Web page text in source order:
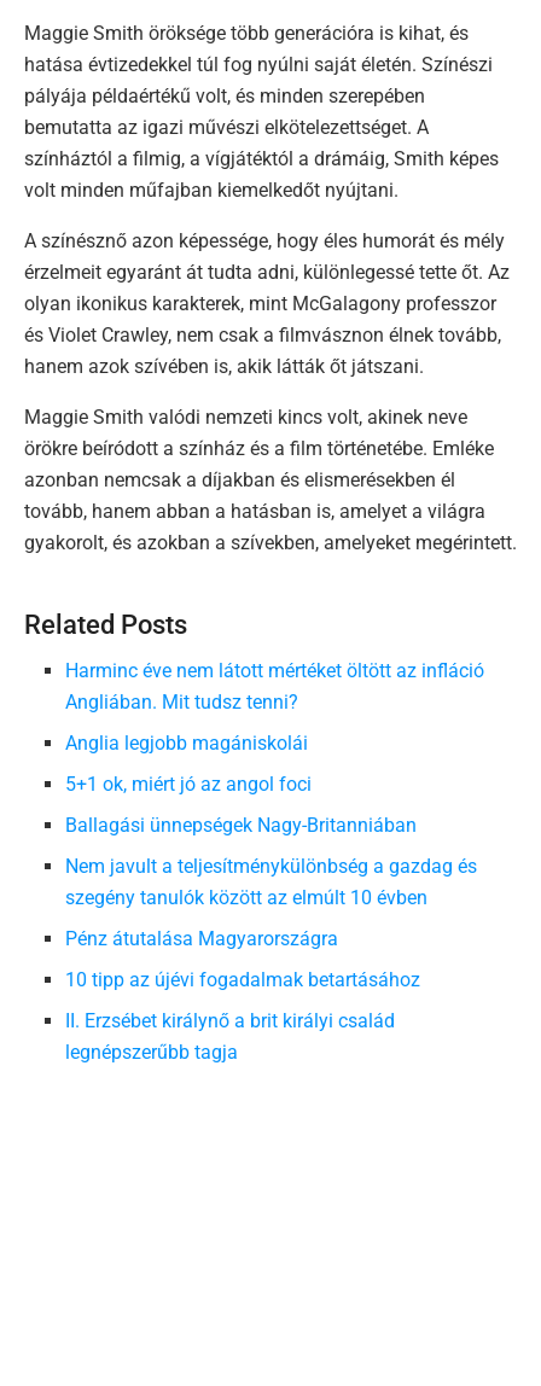
Maggie Smith öröksége több generációra is kihat, és
hatása évtizedekkel túl fog nyúlni saját életén. Színészi
pályája példaértékű volt, és minden szerepében
bemutatta az igazi művészi elkötelezettséget. A
színháztól a filmig, a vígjátéktól a drámáig, Smith képes
volt minden műfajban kiemelkedőt nyújtani.
A színésznő azon képessége, hogy éles humorát és mély
érzelmeit egyaránt át tudta adni, különlegessé tette őt. Az
olyan ikonikus karakterek, mint McGalagony professzor
és Violet Crawley, nem csak a filmvásznon élnek tovább,
hanem azok szívében is, akik látták őt játszani.
Maggie Smith valódi nemzeti kincs volt, akinek neve
örökre beíródott a színház és a film történetébe. Emléke
azonban nemcsak a díjakban és elismerésekben él
tovább, hanem abban a hatásban is, amelyet a világra
gyakorolt, és azokban a szívekben, amelyeket megérintett.
Related Posts
Harminc éve nem látott mértéket öltött az infláció
Angliában. Mit tudsz tenni?
Anglia legjobb magániskolái
5+1 ok, miért jó az angol foci
Ballagási ünnepségek Nagy-Britanniában
Nem javult a teljesítménykülönbség a gazdag és
szegény tanulók között az elmúlt 10 évben
Pénz átutalása Magyarországra
10 tipp az újévi fogadalmak betartásához
II. Erzsébet királynő a brit királyi család
legnépszerűbb tagja